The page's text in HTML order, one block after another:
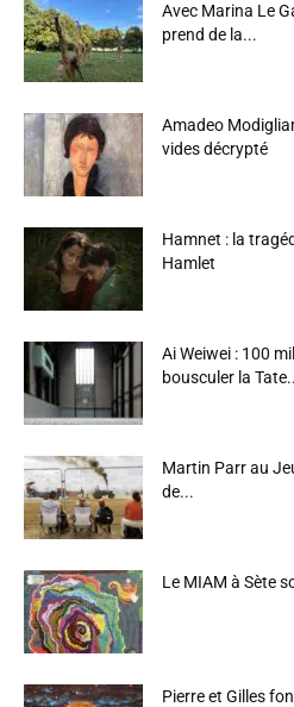
Avec Marina Le
prend de la...
Amadeo
vides décrypté
Hamnet : la
Hamlet
Ai Weiwei : 100
bousculer la
Martin Parr au
de...
Le MIAM à Sète
Pierre et Gilles